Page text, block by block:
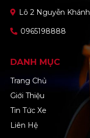
Lô 2 Nguyễn
0965198888
DANH MỤC
Trang Chủ
Giới Thiệu
Tin Tức Xe
Liên Hệ